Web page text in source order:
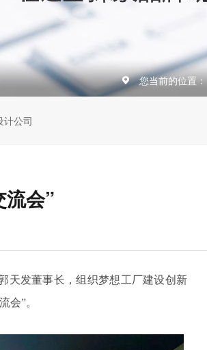
您当前的位置：
计公司
会”
天发董事长，组织梦想工厂建设创新
会”。